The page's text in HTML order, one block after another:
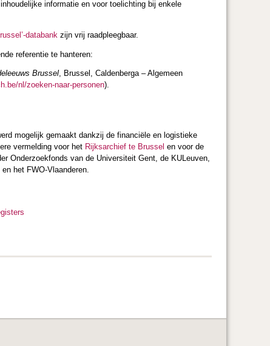
informatie en voor toelichting bij enkele
databank zijn vrij raadpleegbaar.
referentie te hanteren:
Brussel, Brussel, Caldenberga – Algemeen
nl/zoeken-naar-personen).
mogelijk gemaakt dankzij de financiële en logistieke
vermelding voor het Rijksarchief te Brussel en voor de
Onderzoekfonds van de Universiteit Gent, de KULeuven,
het FWO-Vlaanderen.